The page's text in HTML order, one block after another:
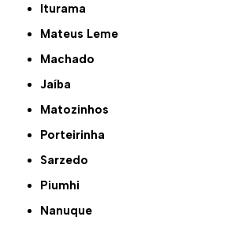
Iturama
Mateus Leme
Machado
Jaíba
Matozinhos
Porteirinha
Sarzedo
Piumhi
Nanuque